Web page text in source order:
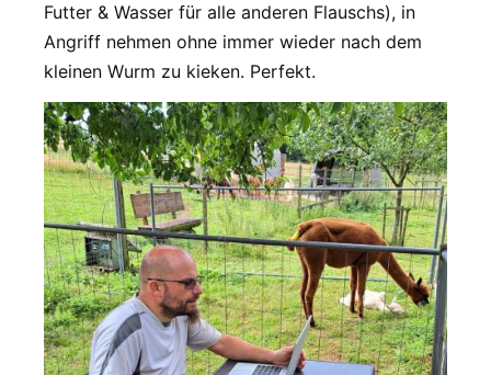
Futter & Wasser für alle anderen Flauschs), in
Angriff nehmen ohne immer wieder nach dem
kleinen Wurm zu kieken. Perfekt.